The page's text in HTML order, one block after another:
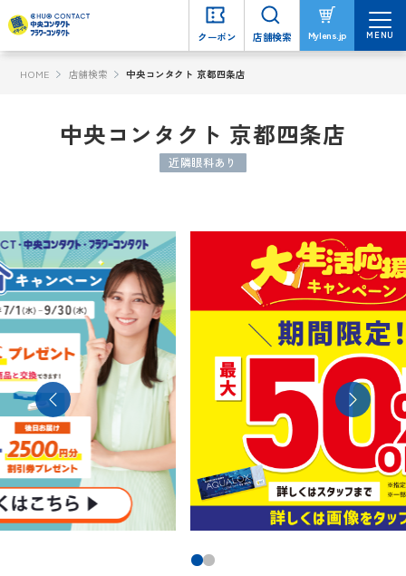
クーポン 店舗検索 Mylens.jp MENU
HOME 店舗検索 中央コンタクト 京都四条店
中央コンタクト 京都四条店
近隣眼科あり
クーポン 店舗検索 Mylens.jp MENU